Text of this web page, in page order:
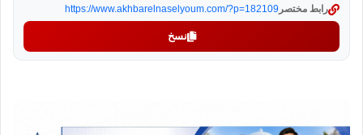
رابط مختصر https://www.akhbarelnaselyoum.com/?p=182109
نسخ